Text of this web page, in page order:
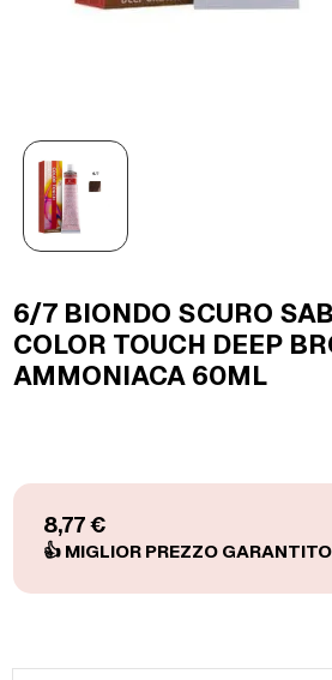
6/7 BIONDO SCURO
COLOR TOUCH DEEP
AMMONIACA 60ML
8,77 €